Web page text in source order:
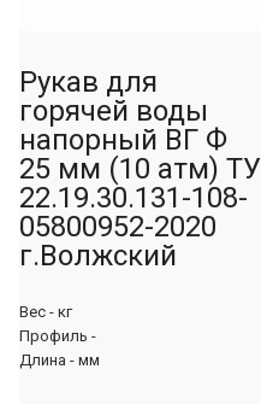
Рукав для
горячей воды
напорный ВГ Ф
25 мм (10 атм) ТУ
22.19.30.131-108-
05800952-2020
г.Волжский
Вес - кг
Профиль -
Длина - мм